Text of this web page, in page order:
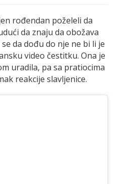
rođendan poželeli da
da znaju da obožava
da dođu do nje ne bi li je
video čestitku. Ona je
uradila, pa sa pratiocima
reakcije slavljenice.